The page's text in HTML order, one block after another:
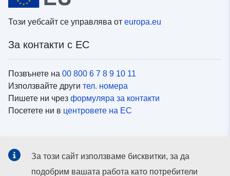
Този уебсайт се управлява от europa.eu
За контакти с ЕС
Позвънете на 00 800 6 7 8 9 10 11
Използвайте други тел. номера
Пишете ни чрез формуляра за контакти
Посетете ни в центровете на ЕС
Вижте профили на ЕС в социалните медии
За този сайт използваме бисквитки, за да
подобрим вашата работа като потребители